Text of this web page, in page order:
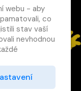
již
slevu
15 %
webu - aby
co
stav vaší
nevhodnou
se